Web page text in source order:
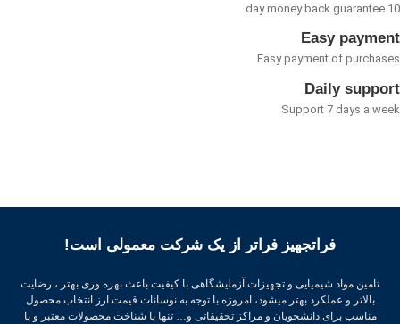
Easy
Easy payment of
Daily
Support 7 days a
فراتجهیز فراتر از یک شرکت معمولی است!
تامین مواد شیمیایی و تجهیزات آزمایشگاهی با کیفیت باعث بهره وری بهتر ، رضایت
بالاتر و عملکرد بهتر میشود، امروزه با توجه به نوسانات قیمت ارز انتخاب محصول
مناسب برای دانشجویان و مراکز تحقیقاتی و… تنها با شناخت محصولات معتبر و با